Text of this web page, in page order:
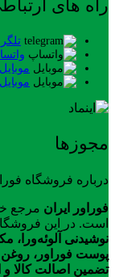
راه های
موبایل
موبایل
مجوزها
درباره فروشگاه
فوراور ایران مرجع
است. در این
نوشیدنی آلوئه‌ورا،
پوست فوراور،
تضمین اصالت کالا